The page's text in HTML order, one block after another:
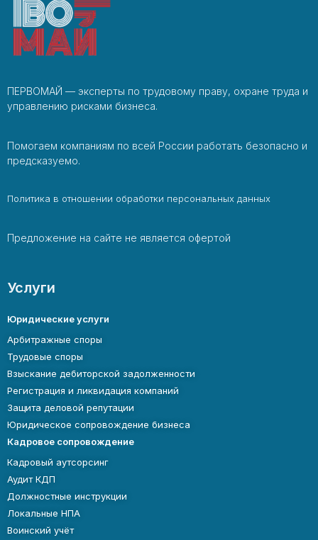
ПЕРВОМАЙ — эксперты по трудовому праву, охране труда и
управлению рисками бизнеса.
Помогаем компаниям по всей России работать безопасно и
предсказуемо.
Политика в отношении обработки персональных данных
Предложение на сайте не является офертой
Услуги
Юридические услуги
Арбитражные споры
Трудовые споры
Взыскание дебиторской задолженности
Регистрация и ликвидация компаний
Защита деловой репутации
Юридическое сопровождение бизнеса
Кадровое сопровождение
Кадровый аутсорсинг
Аудит КДП
Должностные инструкции
Локальные НПА
Воинский учёт